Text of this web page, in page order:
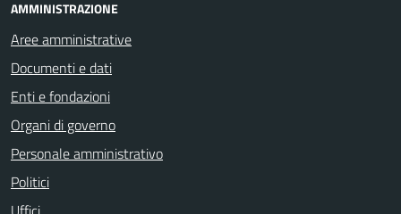
AMMINISTRAZIONE
Aree amministrative
Documenti e dati
Enti e fondazioni
Organi di governo
Personale amministrativo
Politici